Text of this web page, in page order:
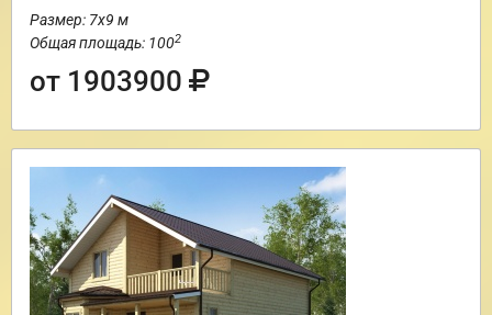
Размер: 7х9 м
Общая площадь: 1002
от 1903900